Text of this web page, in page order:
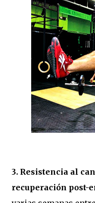
3. Resistencia al
recuperación post-